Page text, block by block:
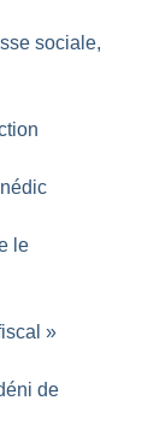
sociale,
le
»
de